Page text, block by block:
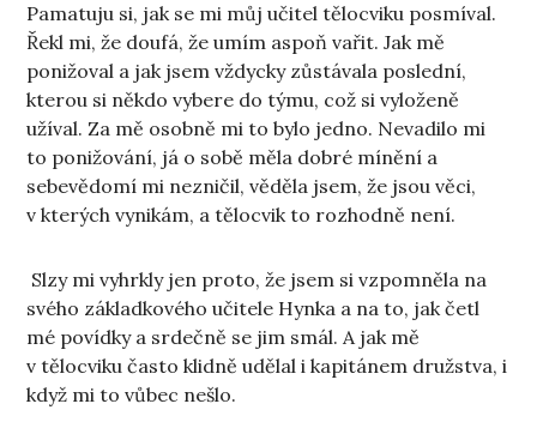
Pamatuju si, jak se mi můj učitel tělocviku posmíval.
Řekl mi, že doufá, že umím aspoň vařit. Jak mě
ponižoval a jak jsem vždycky zůstávala poslední,
kterou si někdo vybere do týmu, což si vyloženě
užíval. Za mě osobně mi to bylo jedno. Nevadilo mi
to ponižování, já o sobě měla dobré mínění a
sebevědomí mi nezničil, věděla jsem, že jsou věci,
v kterých vynikám, a tělocvik to rozhodně není.
Slzy mi vyhrkly jen proto, že jsem si vzpomněla na
svého základkového učitele Hynka a na to, jak četl
mé povídky a srdečně se jim smál. A jak mě
v tělocviku často klidně udělal i kapitánem družstva, i
když mi to vůbec nešlo.